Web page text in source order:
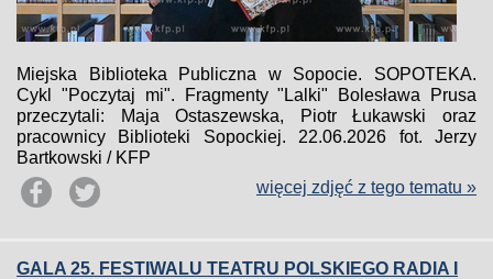
Miejska Biblioteka Publiczna w Sopocie. SOPOTEKA.
Cykl "Poczytaj mi". Fragmenty "Lalki" Bolesława Prusa
przeczytali: Maja Ostaszewska, Piotr Łukawski oraz
pracownicy Biblioteki Sopockiej. 22.06.2026 fot. Jerzy
Bartkowski / KFP
więcej zdjęć z tego tematu »
GALA 25. FESTIWALU TEATRU POLSKIEGO RADIA I